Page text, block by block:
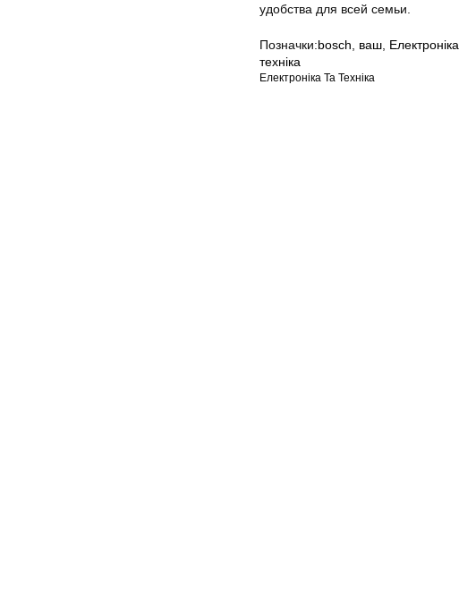
удобства для всей семьи.
Позначки:bosch ваш Електроніка
техніка
Електроніка Та Техніка